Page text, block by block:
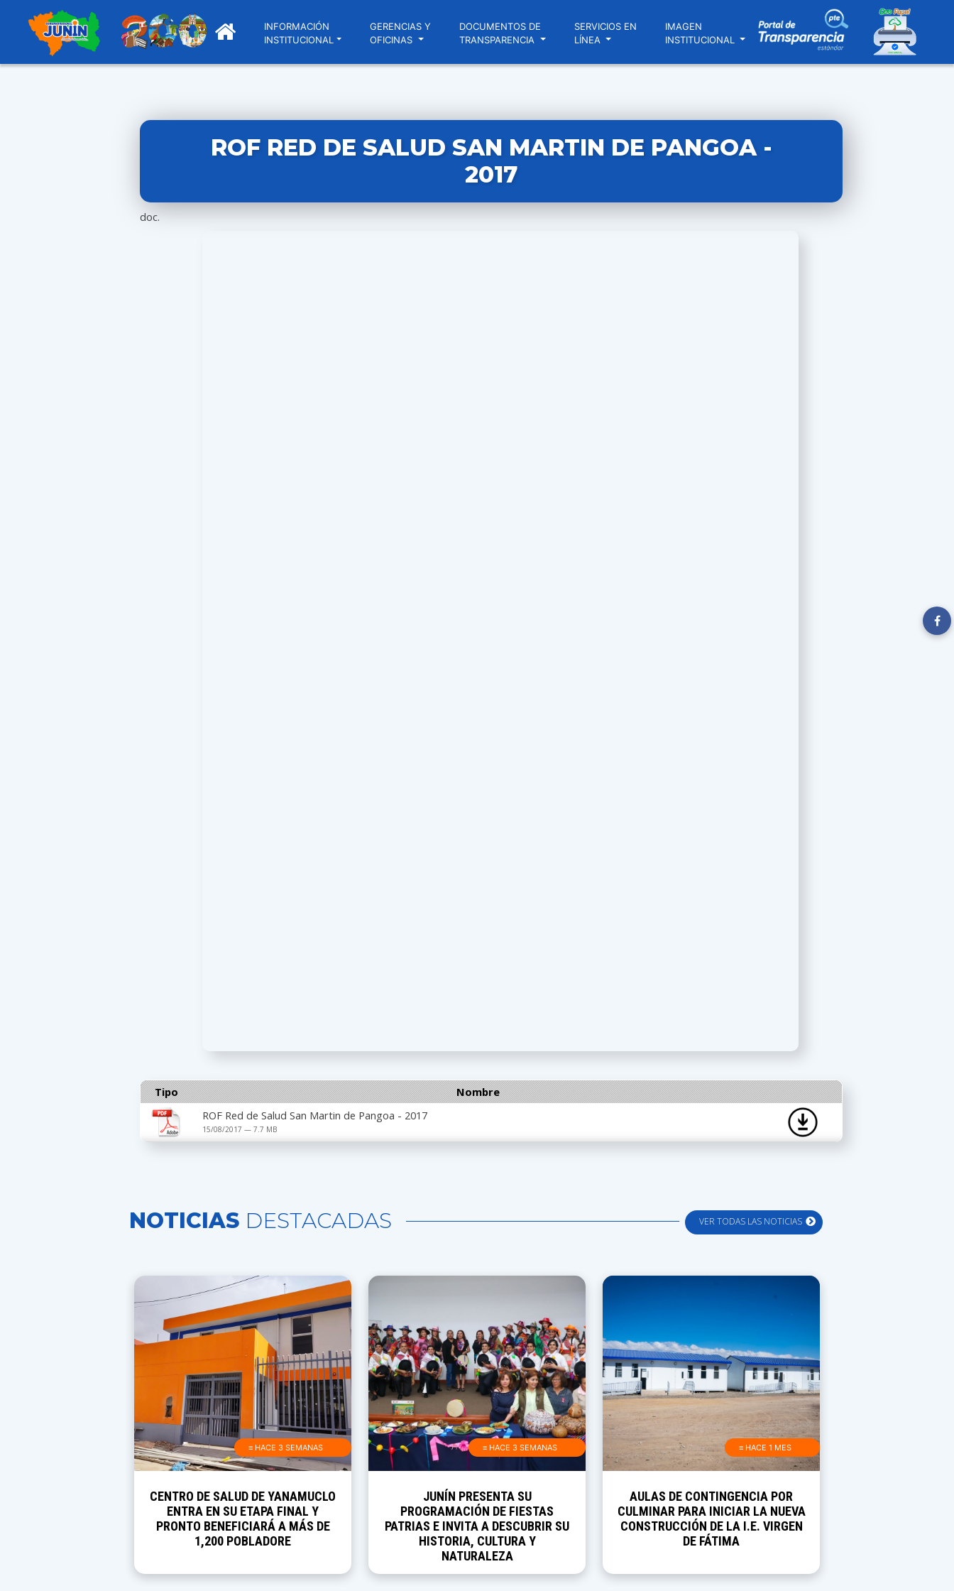
INFORMACIÓN
INSTITUCIONAL
GERENCIAS Y
OFICINAS
DOCUMENTOS DE
TRANSPARENCIA
SERVICIOS EN
LÍNEA
IMAGEN
INSTITUCIONAL
ROF RED DE SALUD SAN MARTIN DE PANGOA -
2017
doc.
Tipo
Nombre
ROF Red de Salud San Martin de Pangoa - 2017
15/08/2017 — 7.7 MB
VER TODAS LAS NOTICIAS
NOTICIAS DESTACADAS
≡ HACE 3 SEMANAS
CENTRO DE SALUD DE YANAMUCLO
ENTRA EN SU ETAPA FINAL Y
PRONTO BENEFICIARÁ A MÁS DE
1,200 POBLADORE
≡ HACE 3 SEMANAS
JUNÍN PRESENTA SU
PROGRAMACIÓN DE FIESTAS
PATRIAS E INVITA A DESCUBRIR SU
HISTORIA, CULTURA Y
NATURALEZA
≡ HACE 1 MES
AULAS DE CONTINGENCIA POR
CULMINAR PARA INICIAR LA NUEVA
CONSTRUCCIÓN DE LA I.E. VIRGEN
DE FÁTIMA